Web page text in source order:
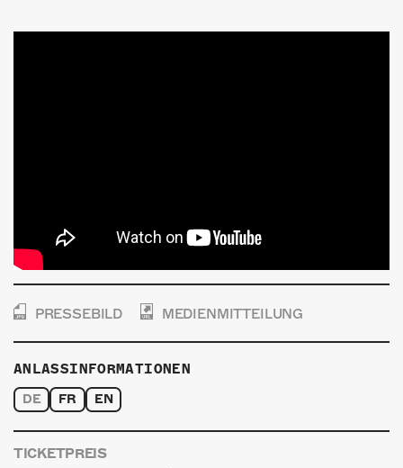
PRESSEBILD MEDIENMITTEILUNG
ANLASSINFORMATIONEN
DE FR EN
TICKETPREIS